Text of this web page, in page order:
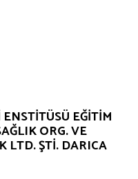
EĞITIM
ORG. VE
LTD. ŞTI. DARICA